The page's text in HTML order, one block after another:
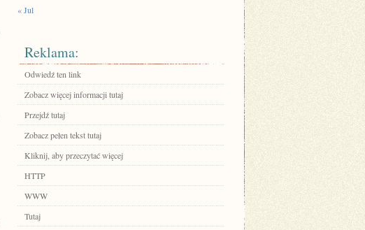
« Jul
Reklama:
Odwiedź ten link
Zobacz więcej informacji tutaj
Przejdź tutaj
Zobacz pełen tekst tutaj
Kliknij, aby przeczytać więcej
HTTP
WWW
Tutaj